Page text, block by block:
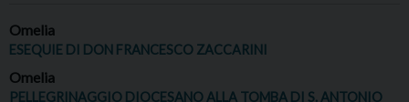
Omelia
ESEQUIE DI DON FRANCESCO ZACCARINI
Omelia
PELLEGRINAGGIO DIOCESANO ALLA TOMBA DI S. ANTONIO